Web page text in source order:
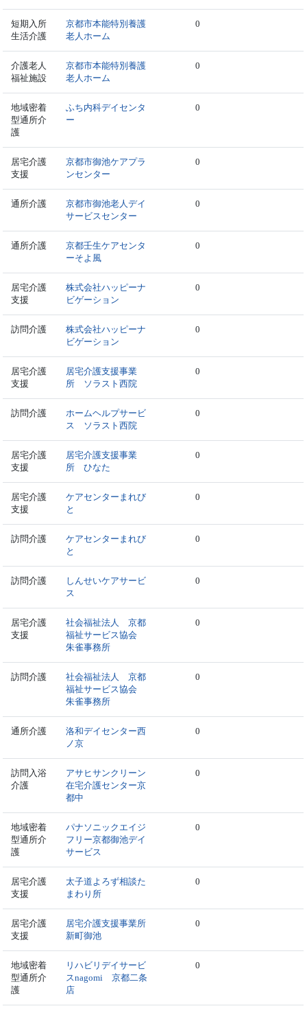
短期入所
生活介護
京都市本能特別養護
老人ホーム
0
介護老人
福祉施設
京都市本能特別養護
老人ホーム
0
地域密着
型通所介
護
ふち内科デイセンタ
ー
0
居宅介護
支援
京都市御池ケアプラ
ンセンター
0
通所介護
京都市御池老人デイ
サービスセンター
0
通所介護
京都壬生ケアセンタ
ーそよ風
0
居宅介護
支援
株式会社ハッピーナ
ビゲーション
0
訪問介護
株式会社ハッピーナ
ビゲーション
0
居宅介護
支援
居宅介護支援事業
所 ソラスト西院
0
訪問介護
ホームヘルプサービ
ス ソラスト西院
0
居宅介護
支援
居宅介護支援事業
所 ひなた
0
居宅介護
支援
ケアセンターまれび
と
0
訪問介護
ケアセンターまれび
と
0
訪問介護
しんせいケアサービ
ス
0
居宅介護
支援
社会福祉法人 京都
福祉サービス協会
朱雀事務所
0
訪問介護
社会福祉法人 京都
福祉サービス協会
朱雀事務所
0
通所介護
洛和デイセンター西
ノ京
0
訪問入浴
介護
アサヒサンクリーン
在宅介護センター京
都中
0
地域密着
型通所介
護
パナソニックエイジ
フリー京都御池デイ
サービス
0
居宅介護
支援
太子道よろず相談た
まわり所
0
居宅介護
支援
居宅介護支援事業所
新町御池
0
地域密着
型通所介
護
リハビリデイサービ
スnagomi 京都二条
店
0